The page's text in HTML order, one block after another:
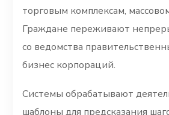
торговым комплексам,
Граждане переживают
со ведомства
бизнес корпораций.
Системы обрабатывают
шаблоны для предсказания